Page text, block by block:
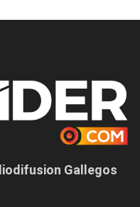
Gallegos